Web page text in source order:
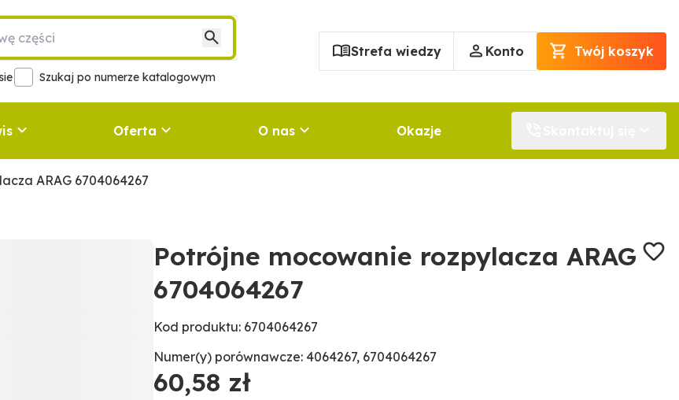
Szukaj po numerze katalogowym
Strefa wiedzy Konto Twój koszyk
Oferta O nas Okazje
ARAG 6704064267
Potrójne mocowanie rozpylacza ARAG
6704064267
Kod produktu: 6704064267
Numer(y) porównawcze: 4064267, 6704064267
60,58 zł